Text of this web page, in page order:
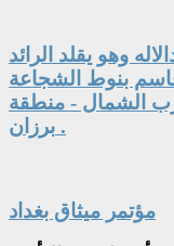
وهو يقلد الرائد
بنوط الشجاعة
الشمال - منطقة
برزان .
مؤتمر ميثاق بغداد